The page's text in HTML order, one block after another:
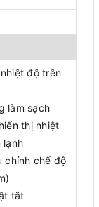
độ trên
làm sạch
thị nhiệt
lạnh
chỉnh chế độ
tắt